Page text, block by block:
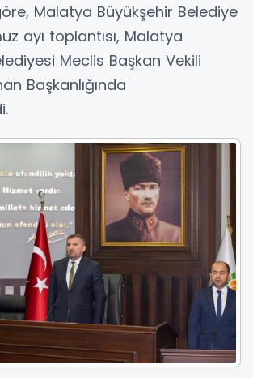
Malatya Büyükşehir Belediye
ayı toplantısı, Malatya
Meclis Başkan Vekili
Başkanlığında